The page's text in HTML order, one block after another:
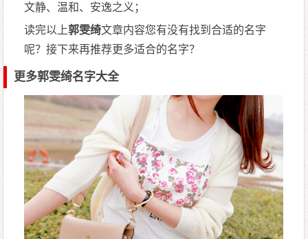
文静、温和、安逸之义；
读完以上郭雯绮文章内容您有没有找到合适的名字
呢？接下来再推荐更多适合的名字？
更多郭雯绮名字大全